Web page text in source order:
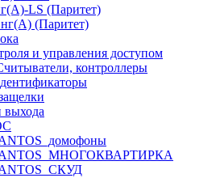
LS (Паритет)
(Паритет)
и управления доступом
контроллеры